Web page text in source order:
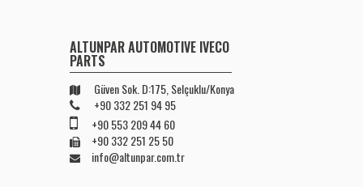
ALTUNPAR AUTOMOTIVE IVECO
PARTS
Güven Sok. D:175, Selçuklu/Konya
+90 332 251 94 95
+90 553 209 44 60
+90 332 251 25 50
info@altunpar.com.tr